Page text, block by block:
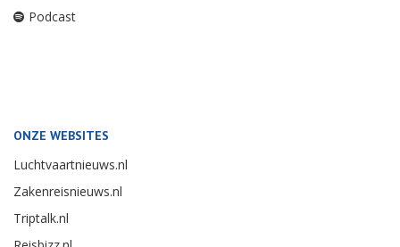
Podcast
ONZE WEBSITES
Luchtvaartnieuws.nl
Zakenreisnieuws.nl
Triptalk.nl